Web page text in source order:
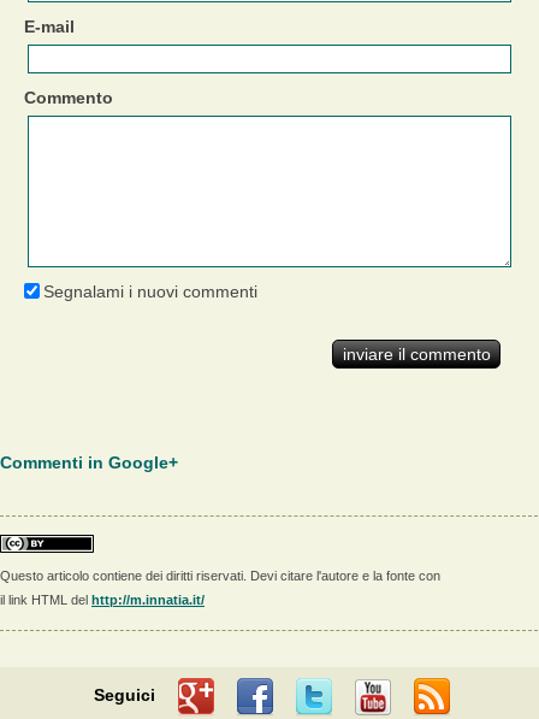
E-mail
Commento
Segnalami i nuovi commenti
Commenti in Google+
Questo articolo contiene dei diritti riservati. Devi citare l'autore e la fonte con
il link HTML del http://m.innatia.it/
Seguici